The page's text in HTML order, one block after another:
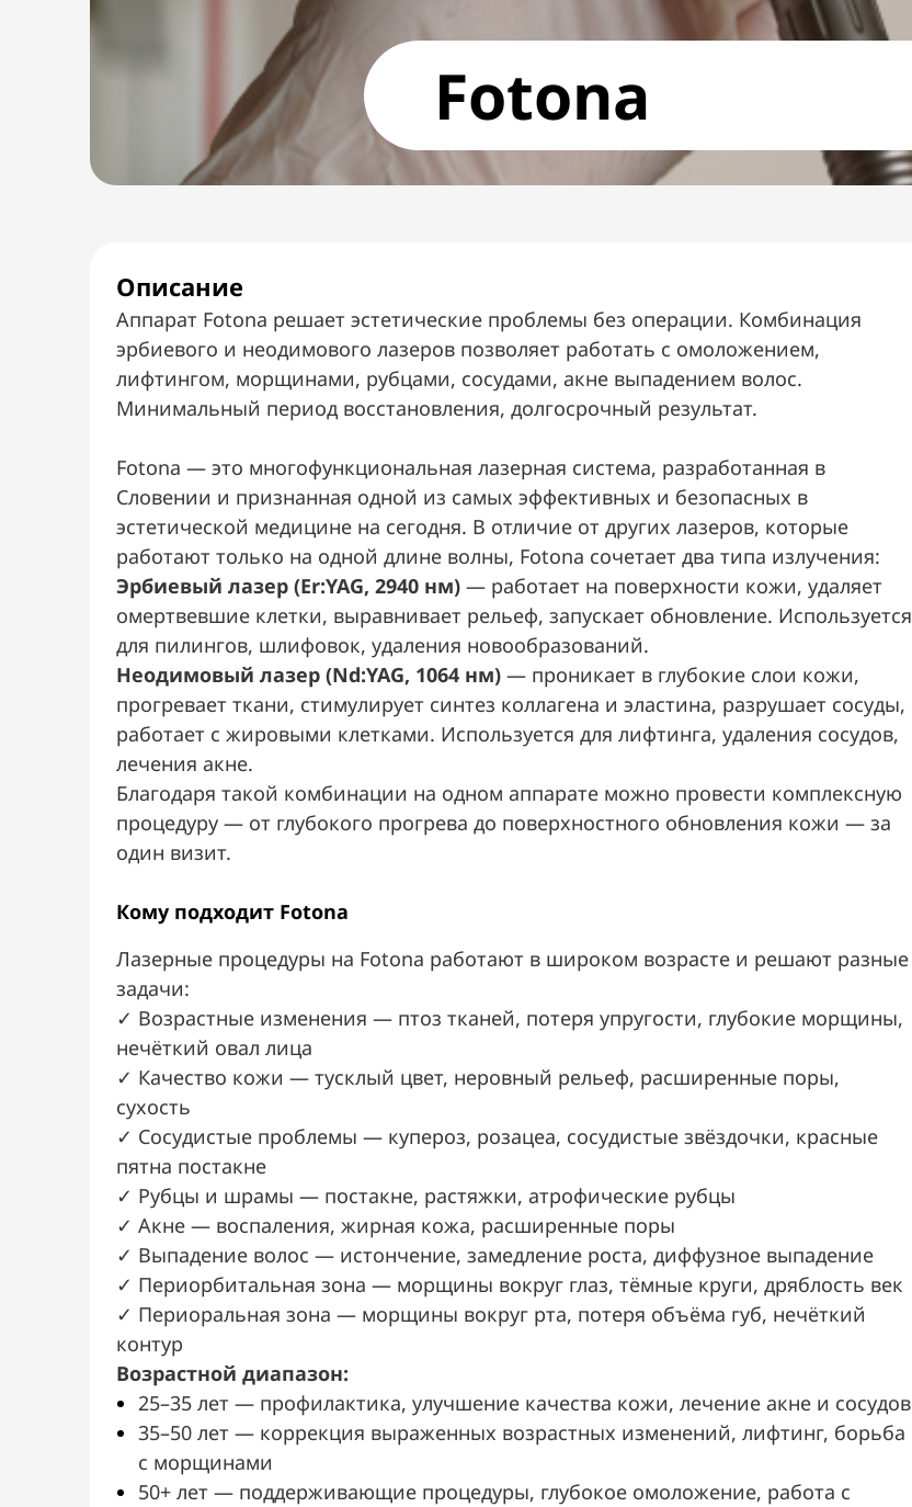
Fotona
Описание
Аппарат Fotona решает эстетические проблемы без операции. Комбинация
эрбиевого и неодимового лазеров позволяет работать с омоложением,
лифтингом, морщинами, рубцами, сосудами, акне выпадением волос.
Минимальный период восстановления, долгосрочный результат.
Fotona — это многофункциональная лазерная система, разработанная в
Словении и признанная одной из самых эффективных и безопасных в
эстетической медицине на сегодня. В отличие от других лазеров, которые
работают только на одной длине волны, Fotona сочетает два типа излучения:
Эрбиевый лазер (Er:YAG, 2940 нм) — работает на поверхности кожи, удаляет
омертвевшие клетки, выравнивает рельеф, запускает обновление. Используется
для пилингов, шлифовок, удаления новообразований.
Неодимовый лазер (Nd:YAG, 1064 нм) — проникает в глубокие слои кожи,
прогревает ткани, стимулирует синтез коллагена и эластина, разрушает сосуды,
работает с жировыми клетками. Используется для лифтинга, удаления сосудов,
лечения акне.
Благодаря такой комбинации на одном аппарате можно провести комплексную
процедуру — от глубокого прогрева до поверхностного обновления кожи — за
один визит.
Кому подходит Fotona
Лазерные процедуры на Fotona работают в широком возрасте и решают разные
задачи:
✓ Возрастные изменения — птоз тканей, потеря упругости, глубокие морщины,
нечёткий овал лица
✓ Качество кожи — тусклый цвет, неровный рельеф, расширенные поры,
сухость
✓ Сосудистые проблемы — купероз, розацеа, сосудистые звёздочки, красные
пятна постакне
✓ Рубцы и шрамы — постакне, растяжки, атрофические рубцы
✓ Акне — воспаления, жирная кожа, расширенные поры
✓ Выпадение волос — истончение, замедление роста, диффузное выпадение
✓ Периорбитальная зона — морщины вокруг глаз, тёмные круги, дряблость век
✓ Периоральная зона — морщины вокруг рта, потеря объёма губ, нечёткий
контур
Возрастной диапазон:
25–35 лет — профилактика, улучшение качества кожи, лечение акне и сосудов
35–50 лет — коррекция выраженных возрастных изменений, лифтинг, борьба
с морщинами
50+ лет — поддерживающие процедуры, глубокое омоложение, работа с